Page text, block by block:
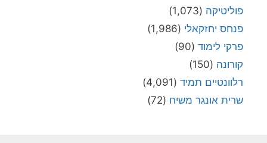
פוליטיקה (1,073)
פנחס יחזקאלי (1,986)
פרקי לימוד (90)
קורונה (150)
רלוונטיים תמיד (4,091)
שרית אונגר משיח (72)